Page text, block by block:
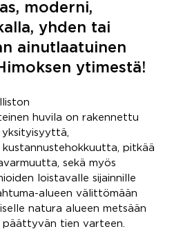
moderni,
yhden tai
ainutlaatuinen
ytimestä!
huvila on rakennettu
pitkää
sekä myös
loistavalle sijainnille
alueen välittömään
natura alueen metsään
tien varteen.